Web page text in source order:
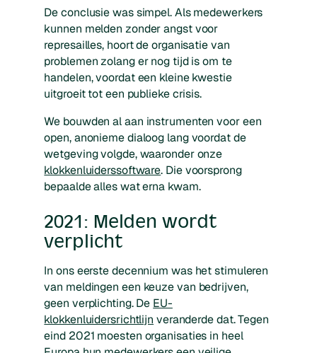
De conclusie was simpel. Als medewerkers
kunnen melden zonder angst voor
represailles, hoort de organisatie van
problemen zolang er nog tijd is om te
handelen, voordat een kleine kwestie
uitgroeit tot een publieke crisis.
We bouwden al aan instrumenten voor een
open, anonieme dialoog lang voordat de
wetgeving volgde, waaronder onze
klokkenluiderssoftware. Die voorsprong
bepaalde alles wat erna kwam.
2021: Melden wordt
verplicht
In ons eerste decennium was het stimuleren
van meldingen een keuze van bedrijven,
geen verplichting. De EU-
klokkenluidersrichtlijn veranderde dat. Tegen
eind 2021 moesten organisaties in heel